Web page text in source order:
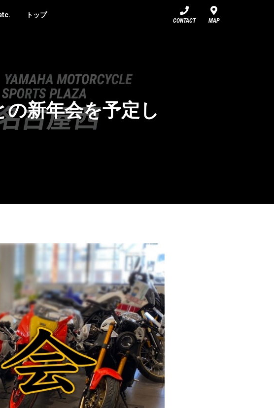
トップ
CONTACT MAP
新年会を予定し